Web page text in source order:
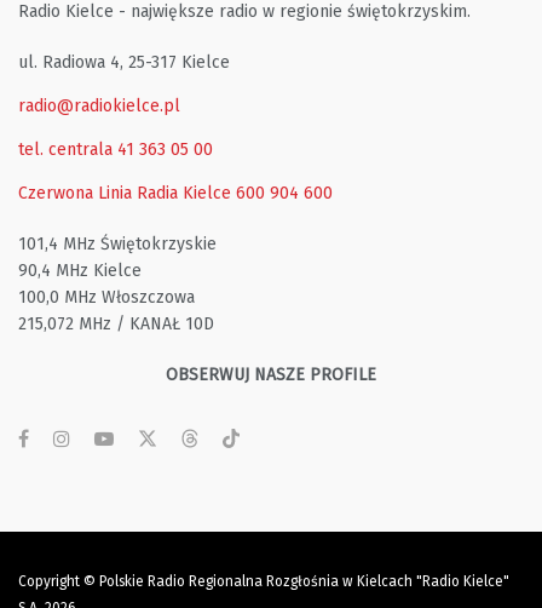
Radio Kielce - największe radio w regionie świętokrzyskim.
ul. Radiowa 4, 25-317 Kielce
radio@radiokielce.pl
tel. centrala 41 363 05 00
Czerwona Linia Radia Kielce 600 904 600
101,4 MHz Świętokrzyskie
90,4 MHz Kielce
100,0 MHz Włoszczowa
215,072 MHz / KANAŁ 10D
OBSERWUJ NASZE PROFILE
Copyright © Polskie Radio Regionalna Rozgłośnia w Kielcach "Radio Kielce"